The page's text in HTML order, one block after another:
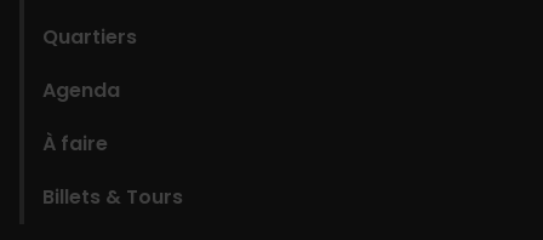
Quartiers
Agenda
À faire
Billets & Tours